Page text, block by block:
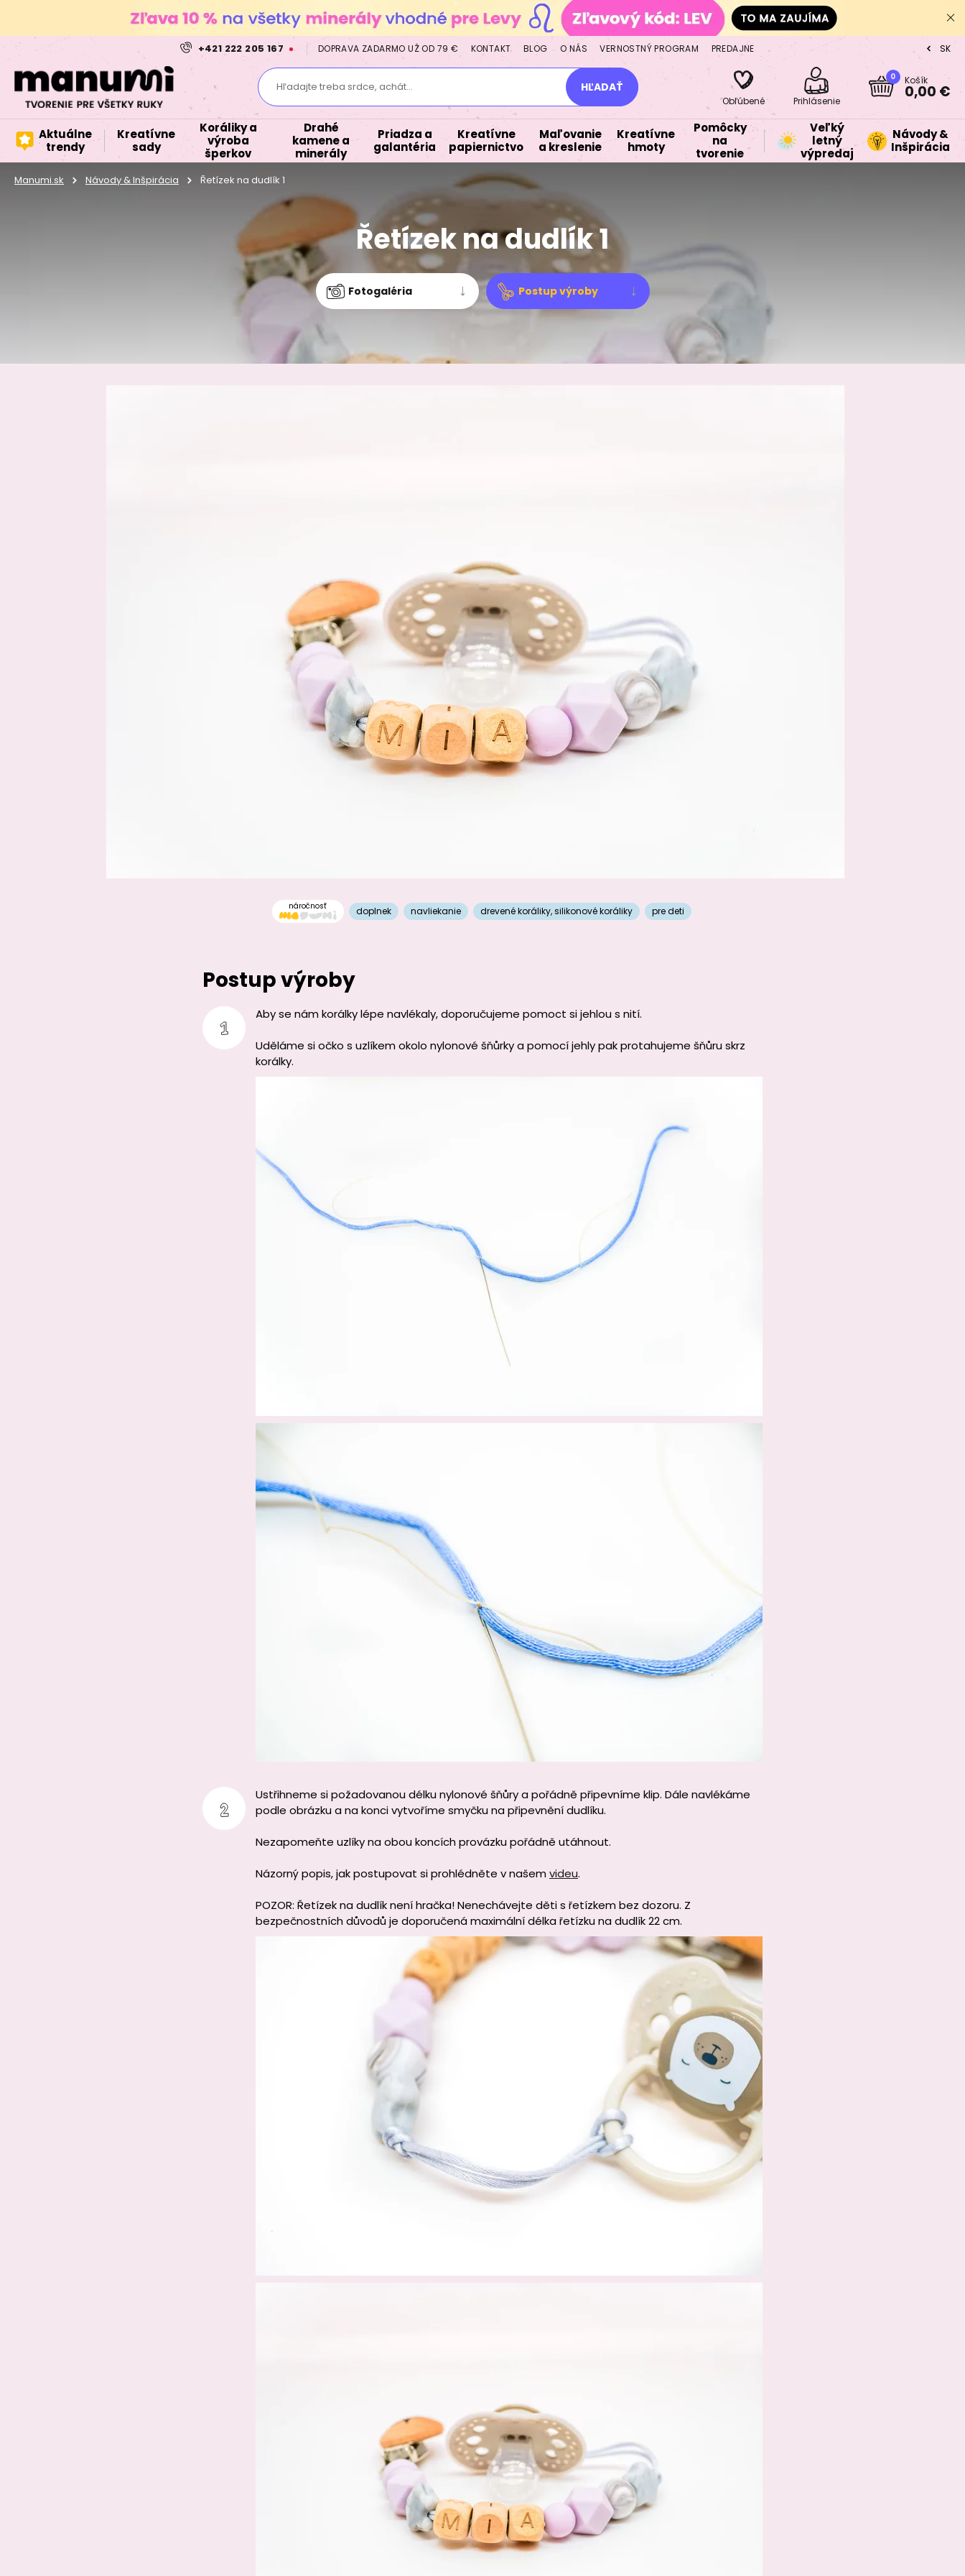
+421 222 205 167 DOPRAVA ZADARMO UŽ OD 79 € KONTAKT BLOG O NÁS VERNOSTNÝ PROGRAM PREDAJNE CZ
SK
Hľadajte treba srdce, achát... HĽADAŤ
Obľúbené Prihlásenie
0 Košík
0,00 €
Aktuálne
trendy
Kreatívne
sady
Koráliky a
výroba
šperkov
Drahé
kamene a
minerály
Priadza a
galantéria
Kreatívne
papiernictvo
Maľovanie
a kreslenie
Kreatívne
hmoty
Pomôcky
na
tvorenie
Veľký
letný
výpredaj
Návody &
Inšpirácia
Manumi.sk Návody & Inšpirácia Řetízek na dudlík 1
Řetízek na dudlík 1
Fotogaléria Postup výroby
náročnosť doplnek navliekanie drevené koráliky,silikonové koráliky pre deti
Postup výroby
Aby se nám korálky lépe navlékaly, doporučujeme pomoct si jehlou s nití.
Uděláme si očko s uzlíkem okolo nylonové šňůrky a pomocí jehly pak protahujeme šňůru skrz
korálky.
Ustřihneme si požadovanou délku nylonové šňůry a pořádně připevníme klip. Dále navlékáme
podle obrázku a na konci vytvoříme smyčku na připevnění dudlíku.
Nezapomeňte uzlíky na obou koncích provázku pořádně utáhnout.
Názorný popis, jak postupovat si prohlédněte v našem videu.
POZOR: Řetízek na dudlík není hračka! Nenechávejte děti s řetízkem bez dozoru. Z
bezpečnostních důvodů je doporučená maximální délka řetízku na dudlík 22 cm.